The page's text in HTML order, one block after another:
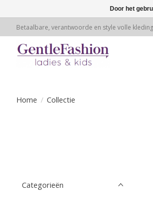
Betaalbare, verantwoorde en style volle
Home / Collectie
Categorieën
Door het